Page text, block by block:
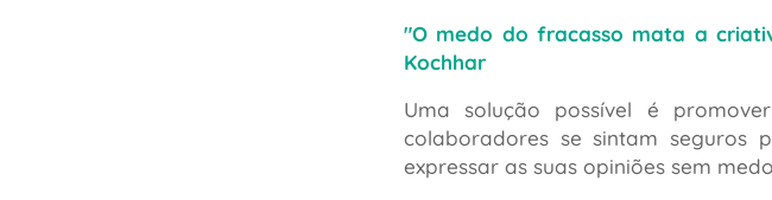
"O medo do fracasso mata a
Kochhar
Uma solução possível é
colaboradores se sintam seguros
expressar as suas opiniões sem